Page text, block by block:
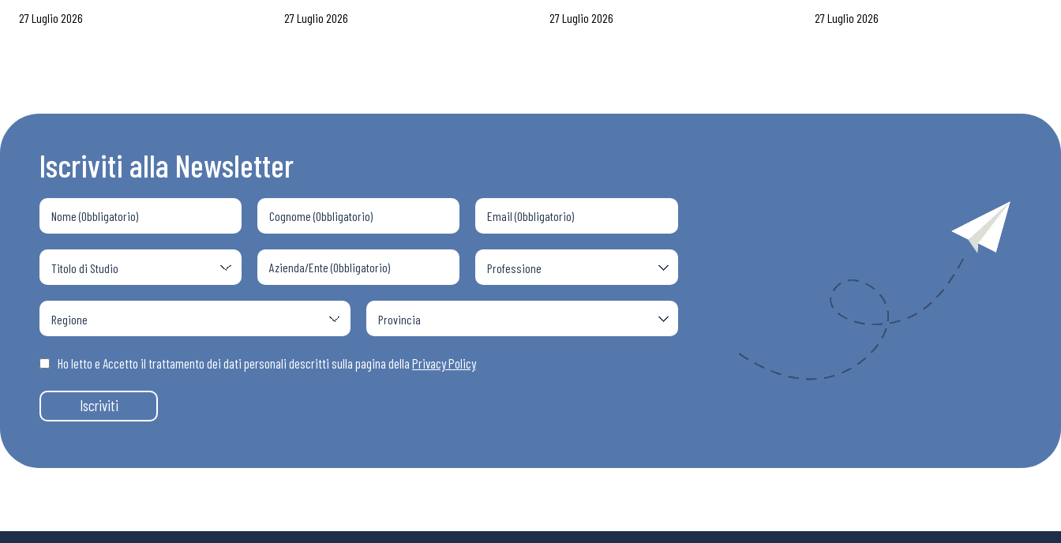
27 Luglio 2026 27 Luglio 2026 27 Luglio 2026 27 Luglio 2026
Iscriviti alla Newsletter
Ho letto e Accetto il trattamento dei dati personali descritti sulla pagina della Privacy Policy
Iscriviti